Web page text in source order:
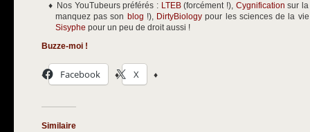
Nos YouTubeurs préférés : LTEB(forcément !), Cygnification sur
manquez pas son blog !), DirtyBiology pour les sciences de la
Sisyphe pour un peu de droit aussi !
Buzze-moi !
Facebook X
Similaire